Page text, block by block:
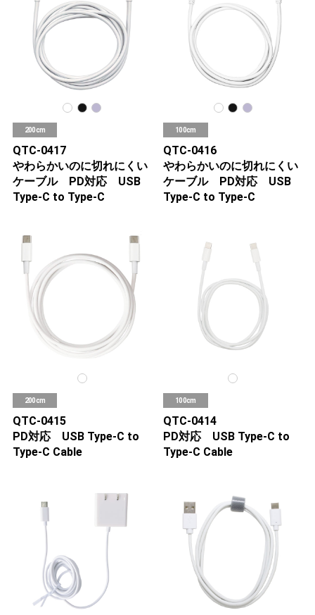
200cm
QTC-0417
やわらかいのに切れにくい
ケーブル PD対応 USB
Type-C to Type-C
100cm
QTC-0416
やわらかいのに切れにくい
ケーブル PD対応 USB
Type-C to Type-C
200cm
QTC-0415
PD対応 USB Type-C to
Type-C Cable
100cm
QTC-0414
PD対応 USB Type-C to
Type-C Cable